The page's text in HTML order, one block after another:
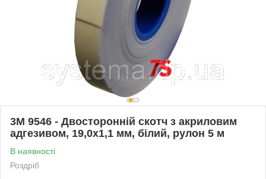
3M 9546 - Двосторонній скотч з акриловим
адгезивом, 19,0х1,1 мм, білий, рулон 5 м
В наявності
Роздріб